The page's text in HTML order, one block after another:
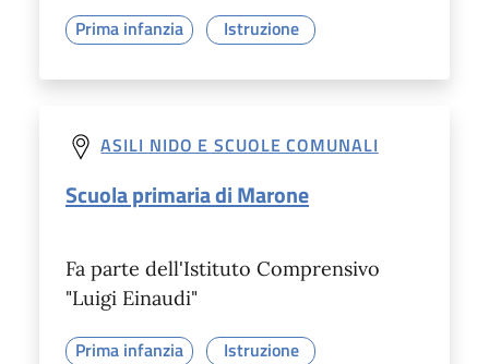
Prima infanzia Istruzione
ASILI NIDO E SCUOLE COMUNALI
Scuola primaria di Marone
Fa parte dell'Istituto Comprensivo
"Luigi Einaudi"
Prima infanzia Istruzione